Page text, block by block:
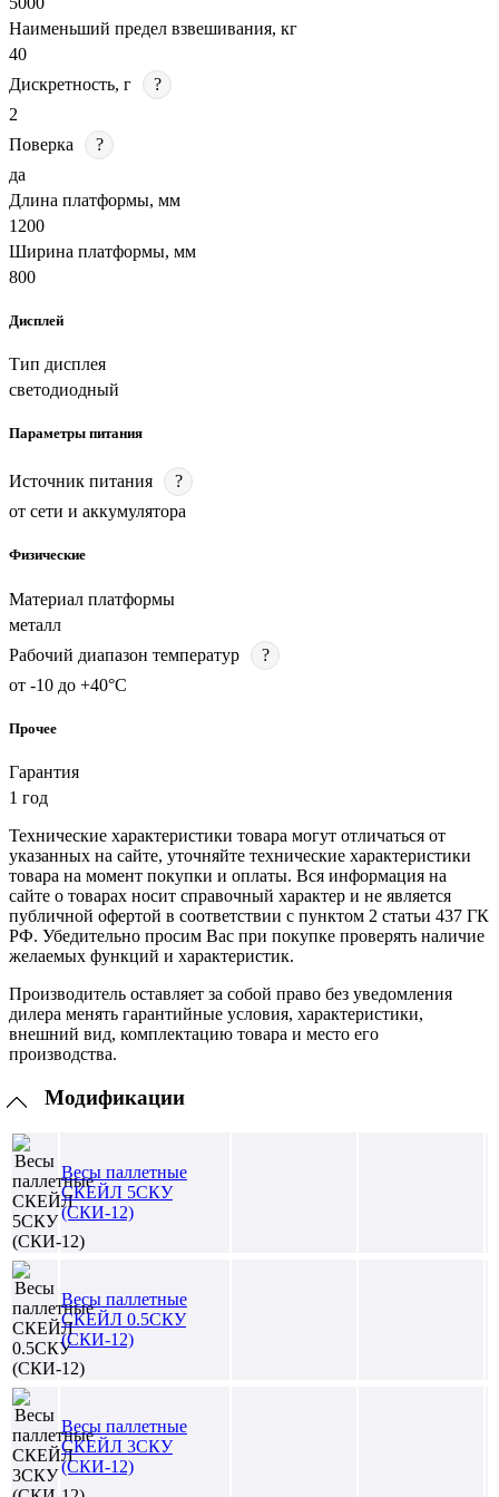
Наименьший предел взвешивания, кг
40
Дискретность, г
?
2
Поверка
?
да
Длина платформы, мм
1200
Ширина платформы, мм
800
Дисплей
Тип дисплея
светодиодный
Параметры питания
Источник питания
?
от сети и аккумулятора
Физические
Материал платформы
металл
Рабочий диапазон температур
?
от -10 до +40°C
Прочее
Гарантия
1 год
Технические характеристики товара могут отличаться от
указанных на сайте, уточняйте технические характеристики
товара на момент покупки и оплаты. Вся информация на
сайте о товарах носит справочный характер и не является
публичной офертой в соответствии с пунктом 2 статьи 437 ГК
РФ. Убедительно просим Вас при покупке проверять наличие
желаемых функций и характеристик.
Производитель оставляет за собой право без уведомления
дилера менять гарантийные условия, характеристики,
внешний вид, комплектацию товара и место его
производства.
Модификации
Весы паллетные
СКЕЙЛ 5СКУ
(СКИ-12)
Весы паллетные
СКЕЙЛ 0.5СКУ
(СКИ-12)
Весы паллетные
СКЕЙЛ 3СКУ
(СКИ-12)